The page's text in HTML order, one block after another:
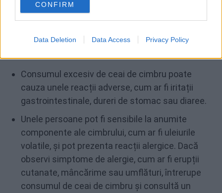
CONFIRM
Data Deletion Data Access Privacy Policy
câteva precauții și contraindicații pe care ar trebui să
Consumul excesiv de ceai de cimbru poate
cauza unele reacții adverse, cum ar fi iritații
gastrointestinale, dureri de stomac sau diaree.
Unele persoane pot fi sensibile la anumite
componente ale cimbrului, cum ar fi uleiurile
volatile, și pot prezenta reacții alergice. Dacă
observi simptome de alergie, cum ar fi erupții
cutanate, mâncărime sau umflături, întrerupe
consumul de ceai de cimbru și consultă un